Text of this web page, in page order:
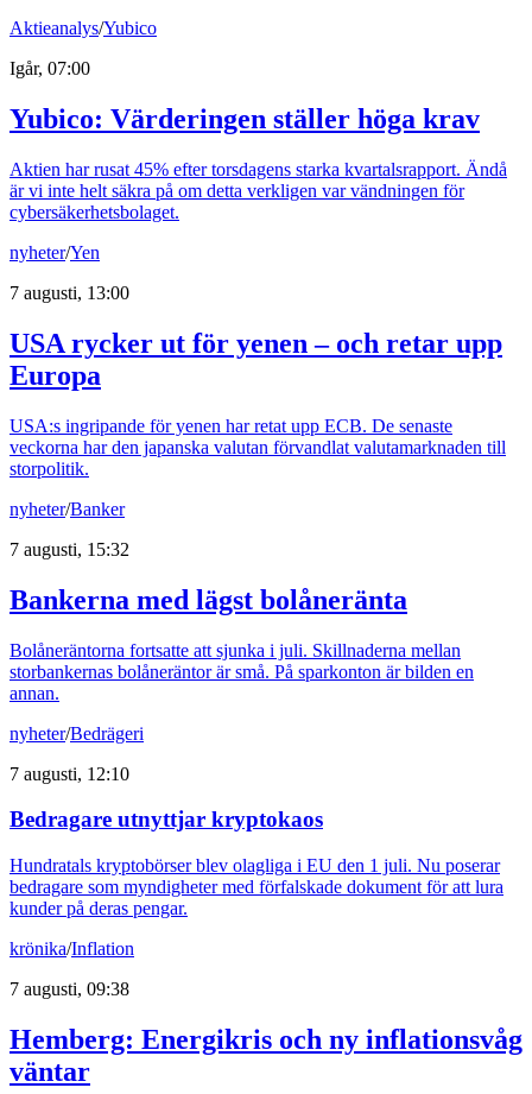
Aktieanalys/Yubico
Igår, 07:00
Yubico: Värderingen ställer höga krav
Aktien har rusat 45% efter torsdagens starka kvartalsrapport. Ändå
är vi inte helt säkra på om detta verkligen var vändningen för
cybersäkerhetsbolaget.
nyheter/Yen
7 augusti, 13:00
USA rycker ut för yenen – och retar upp
Europa
USA:s ingripande för yenen har retat upp ECB. De senaste
veckorna har den japanska valutan förvandlat valutamarknaden till
storpolitik.
nyheter/Banker
7 augusti, 15:32
Bankerna med lägst bolåneränta
Bolåneräntorna fortsatte att sjunka i juli. Skillnaderna mellan
storbankernas bolåneräntor är små. På sparkonton är bilden en
annan.
nyheter/Bedrägeri
7 augusti, 12:10
Bedragare utnyttjar kryptokaos
Hundratals kryptobörser blev olagliga i EU den 1 juli. Nu poserar
bedragare som myndigheter med förfalskade dokument för att lura
kunder på deras pengar.
krönika/Inflation
7 augusti, 09:38
Hemberg: Energikris och ny inflationsvåg
väntar